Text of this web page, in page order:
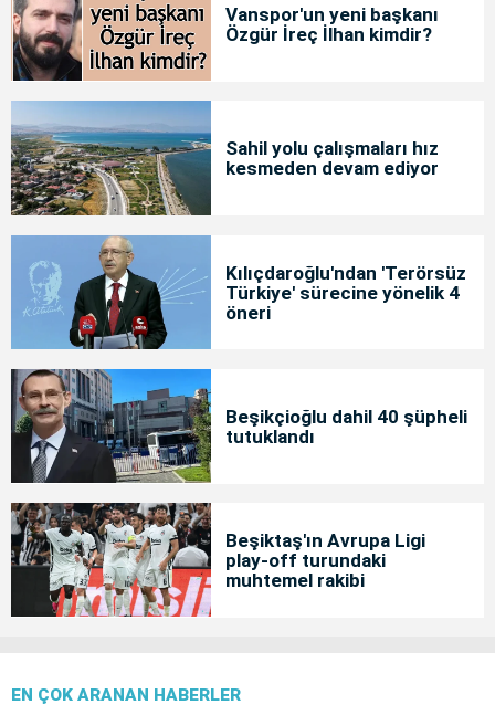
Vanspor'un yeni başkanı
Özgür İreç İlhan kimdir?
Sahil yolu çalışmaları hız
kesmeden devam ediyor
Kılıçdaroğlu'ndan 'Terörsüz
Türkiye' sürecine yönelik 4
öneri
Beşikçioğlu dahil 40 şüpheli
tutuklandı
Beşiktaş'ın Avrupa Ligi
play-off turundaki
muhtemel rakibi
EN ÇOK ARANAN HABERLER